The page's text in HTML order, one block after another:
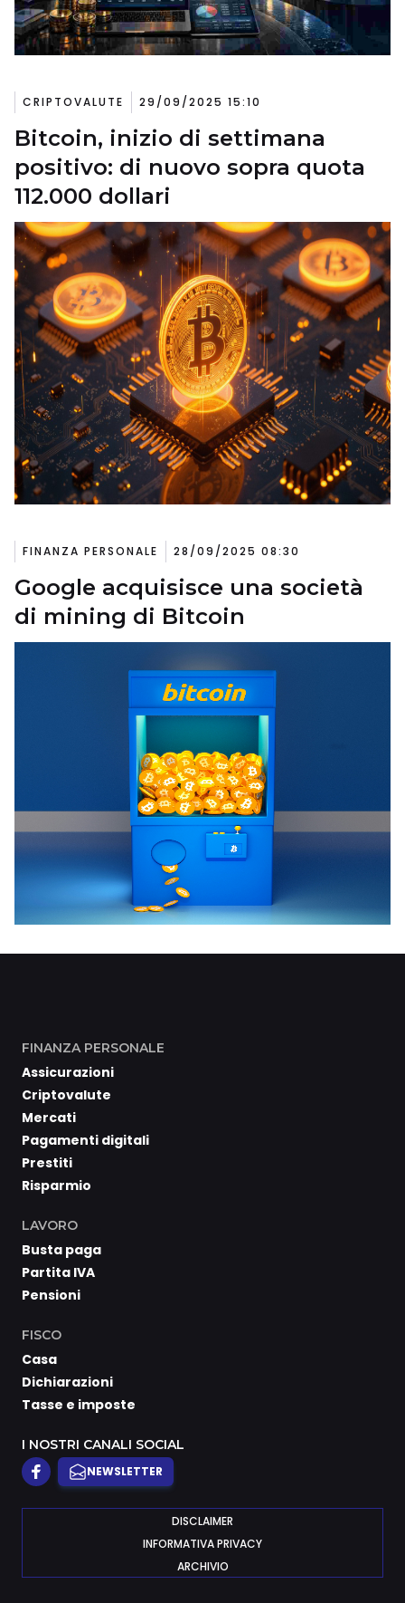
CRIPTOVALUTE 29/09/2025 15:10
Bitcoin, inizio di settimana
positivo: di nuovo sopra quota
112.000 dollari
FINANZA PERSONALE 28/09/2025 08:30
Google acquisisce una società
di mining di Bitcoin
FINANZA PERSONALE
Assicurazioni
Criptovalute
Mercati
Pagamenti digitali
Prestiti
Risparmio
LAVORO
Busta paga
Partita IVA
Pensioni
FISCO
Casa
Dichiarazioni
Tasse e imposte
I NOSTRI CANALI SOCIAL
NEWSLETTER
DISCLAIMER
INFORMATIVA PRIVACY
ARCHIVIO